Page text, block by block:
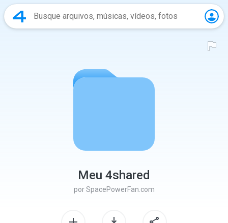
Meu 4shared
por SpacePowerFan.com